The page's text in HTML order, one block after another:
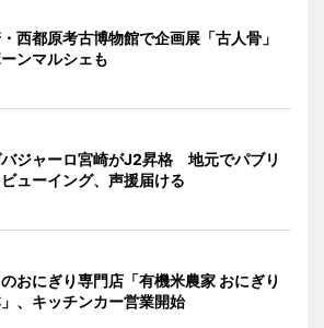
西都原考古博物館で企画展「古人骨」
ンマルシェも
ジャーロ宮崎がJ2昇格 地元でパブリ
ューイング、声援届ける
おにぎり専門店「有機米農家 おにぎり
、キッチンカー営業開始